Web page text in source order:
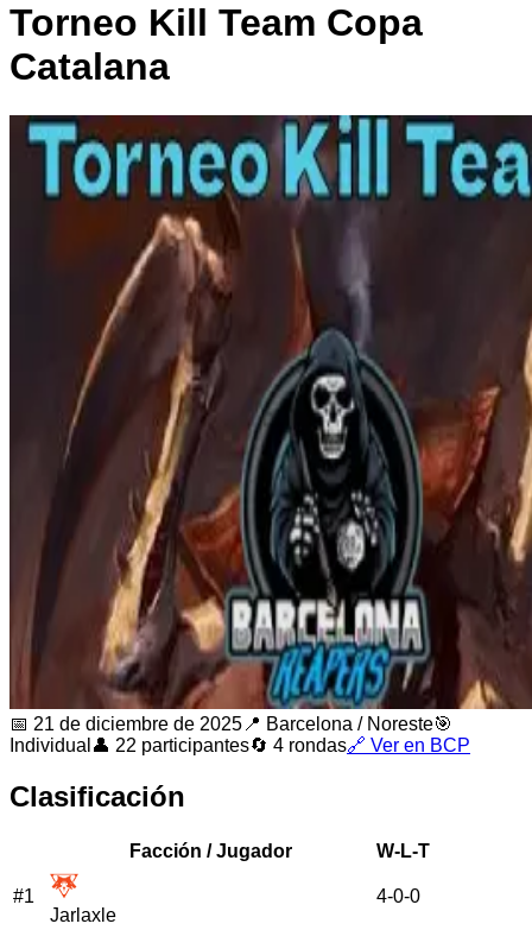
Torneo Kill Team Copa
Catalana
📅 21 de diciembre de 2025 📍 Barcelona / Noreste🎯
Individual 👤 22 participantes🔄 4 rondas🔗 Ver en BCP
Clasificación
Facción / Jugador W-L-T
#1
Jarlaxle
4-0-0